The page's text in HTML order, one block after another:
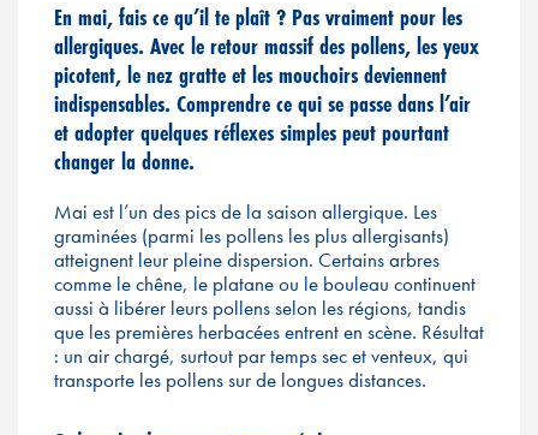
En mai, fais ce qu’il te plaît ? Pas vraiment pour les
allergiques. Avec le retour massif des pollens, les yeux
picotent, le nez gratte et les mouchoirs deviennent
indispensables. Comprendre ce qui se passe dans l’air
et adopter quelques réflexes simples peut pourtant
changer la donne.
Mai est l’un des pics de la saison allergique. Les
graminées (parmi les pollens les plus allergisants)
atteignent leur pleine dispersion. Certains arbres
comme le chêne, le platane ou le bouleau continuent
aussi à libérer leurs pollens selon les régions, tandis
que les premières herbacées entrent en scène. Résultat
: un air chargé, surtout par temps sec et venteux, qui
transporte les pollens sur de longues distances.